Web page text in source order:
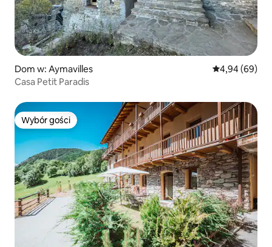
Dom w: Aymavilles Średnia
4,94 (69)
Casa Petit Paradis
Wybór gości
Wybór gości